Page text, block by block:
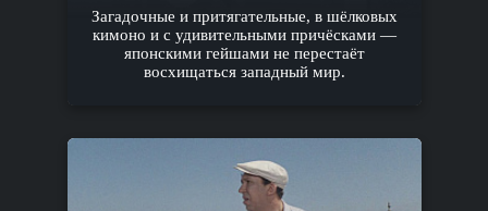
Загадочные и притягательные, в шёлковых
кимоно и с удивительными причёсками —
японскими гейшами не перестаёт
восхищаться западный мир.